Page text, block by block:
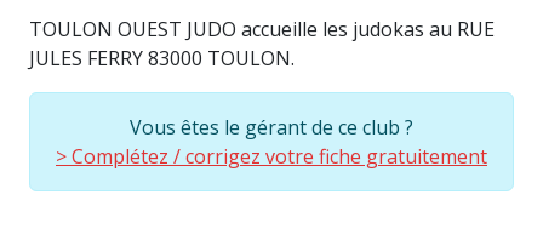
TOULON OUEST JUDO accueille les judokas au RUE
JULES FERRY 83000 TOULON.
Vous êtes le gérant de ce club ?
> Complétez / corrigez votre fiche gratuitement